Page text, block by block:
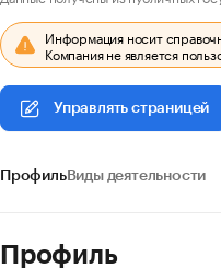
Информация носит
Компания не является
Управлять страницей
ПрофильВиды деятельности
Профиль